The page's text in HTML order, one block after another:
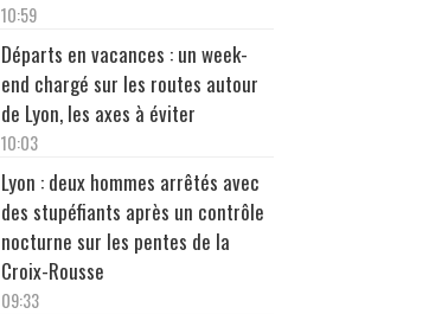
10:59
Départs en vacances : un week-
end chargé sur les routes autour
de Lyon, les axes à éviter
10:03
Lyon : deux hommes arrêtés avec
des stupéfiants après un contrôle
nocturne sur les pentes de la
Croix-Rousse
09:33